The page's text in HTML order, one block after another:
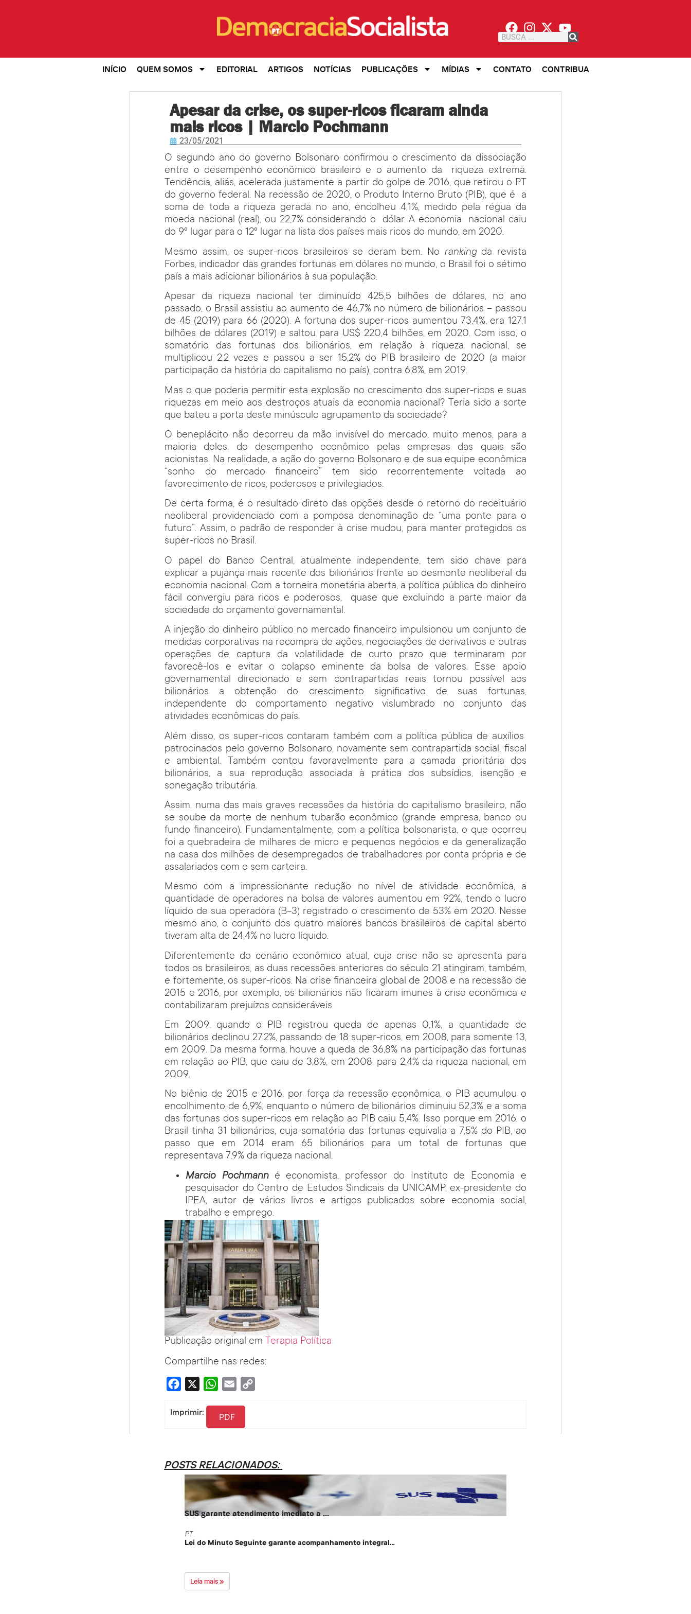
INÍCIO QUEM SOMOS EDITORIAL ARTIGOS NOTÍCIAS PUBLICAÇÕES MÍDIAS CONTATO CONTRIBUA
Apesar da crise, os super-ricos ficaram ainda
mais ricos | Marcio Pochmann
23/05/2021
O segundo ano do governo Bolsonaro confirmou o crescimento da dissociação
entre o desempenho econômico brasileiro e o aumento da riqueza extrema.
Tendência, aliás, acelerada justamente a partir do golpe de 2016, que retirou o PT
do governo federal. Na recessão de 2020, o Produto Interno Bruto (PIB), que é a
soma de toda a riqueza gerada no ano, encolheu 4,1%, medido pela régua da
moeda nacional (real), ou 22,7% considerando o dólar. A economia nacional caiu
do 9º lugar para o 12º lugar na lista dos países mais ricos do mundo, em 2020.
Mesmo assim, os super-ricos brasileiros se deram bem. No rankingda revista
Forbes, indicador das grandes fortunas em dólares no mundo, o Brasil foi o sétimo
país a mais adicionar bilionários à sua população.
Apesar da riqueza nacional ter diminuído 425,5 bilhões de dólares, no ano
passado, o Brasil assistiu ao aumento de 46,7% no número de bilionários – passou
de 45 (2019) para 66 (2020). A fortuna dos super-ricos aumentou 73,4%, era 127,1
bilhões de dólares (2019) e saltou para US$ 220,4 bilhões, em 2020. Com isso, o
somatório das fortunas dos bilionários, em relação à riqueza nacional, se
multiplicou 2,2 vezes e passou a ser 15,2% do PIB brasileiro de 2020 (a maior
participação da história do capitalismo no país), contra 6,8%, em 2019.
Mas o que poderia permitir esta explosão no crescimento dos super-ricos e suas
riquezas em meio aos destroços atuais da economia nacional? Teria sido a sorte
que bateu a porta deste minúsculo agrupamento da sociedade?
O beneplácito não decorreu da mão invisível do mercado, muito menos, para a
maioria deles, do desempenho econômico pelas empresas das quais são
acionistas. Na realidade, a ação do governo Bolsonaro e de sua equipe econômica
“sonho do mercado financeiro” tem sido recorrentemente voltada ao
favorecimento de ricos, poderosos e privilegiados.
De certa forma, é o resultado direto das opções desde o retorno do receituário
neoliberal providenciado com a pomposa denominação de “uma ponte para o
futuro”. Assim, o padrão de responder à crise mudou, para manter protegidos os
super-ricos no Brasil.
O papel do Banco Central, atualmente independente, tem sido chave para
explicar a pujança mais recente dos bilionários frente ao desmonte neoliberal da
economia nacional. Com a torneira monetária aberta, a política pública do dinheiro
fácil convergiu para ricos e poderosos, quase que excluindo a parte maior da
sociedade do orçamento governamental.
A injeção do dinheiro público no mercado financeiro impulsionou um conjunto de
medidas corporativas na recompra de ações, negociações de derivativos e outras
operações de captura da volatilidade de curto prazo que terminaram por
favorecê-los e evitar o colapso eminente da bolsa de valores. Esse apoio
governamental direcionado e sem contrapartidas reais tornou possível aos
bilionários a obtenção do crescimento significativo de suas fortunas,
independente do comportamento negativo vislumbrado no conjunto das
atividades econômicas do país.
Além disso, os super-ricos contaram também com a política pública de auxílios
patrocinados pelo governo Bolsonaro, novamente sem contrapartida social, fiscal
e ambiental. Também contou favoravelmente para a camada prioritária dos
bilionários, a sua reprodução associada à prática dos subsídios, isenção e
sonegação tributária.
Assim, numa das mais graves recessões da história do capitalismo brasileiro, não
se soube da morte de nenhum tubarão econômico (grande empresa, banco ou
fundo financeiro). Fundamentalmente, com a política bolsonarista, o que ocorreu
foi a quebradeira de milhares de micro e pequenos negócios e da generalização
na casa dos milhões de desempregados de trabalhadores por conta própria e de
assalariados com e sem carteira.
Mesmo com a impressionante redução no nível de atividade econômica, a
quantidade de operadores na bolsa de valores aumentou em 92%, tendo o lucro
líquido de sua operadora (B-3) registrado o crescimento de 53% em 2020. Nesse
mesmo ano, o conjunto dos quatro maiores bancos brasileiros de capital aberto
tiveram alta de 24,4% no lucro líquido.
Diferentemente do cenário econômico atual, cuja crise não se apresenta para
todos os brasileiros, as duas recessões anteriores do século 21 atingiram, também,
e fortemente, os super-ricos. Na crise financeira global de 2008 e na recessão de
2015 e 2016, por exemplo, os bilionários não ficaram imunes à crise econômica e
contabilizaram prejuízos consideráveis.
Em 2009, quando o PIB registrou queda de apenas 0,1%, a quantidade de
bilionários declinou 27,2%, passando de 18 super-ricos, em 2008, para somente 13,
em 2009. Da mesma forma, houve a queda de 36,8% na participação das fortunas
em relação ao PIB, que caiu de 3,8%, em 2008, para 2,4% da riqueza nacional, em
2009.
No biênio de 2015 e 2016, por força da recessão econômica, o PIB acumulou o
encolhimento de 6,9%, enquanto o número de bilionários diminuiu 52,3% e a soma
das fortunas dos super-ricos em relação ao PIB caiu 5,4%. Isso porque em 2016, o
Brasil tinha 31 bilionários, cuja somatória das fortunas equivalia a 7,5% do PIB, ao
passo que em 2014 eram 65 bilionários para um total de fortunas que
representava 7,9% da riqueza nacional.
Marcio Pochmanné economista, professor do Instituto de Economia e
pesquisador do Centro de Estudos Sindicais da UNICAMP, ex-presidente do
IPEA, autor de vários livros e artigos publicados sobre economia social,
trabalho e emprego.
Publicação original em Terapia Política
Compartilhe nas redes:
Facebook WhatsApp
Email
Imprimir: PDF
POSTS RELACIONADOS:
SUS garante atendimento imediato a ...
PT
Lei do Minuto Seguinte garante acompanhamento integral...
Leia mais »